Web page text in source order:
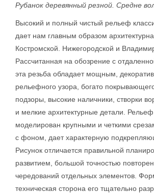
Рубанок деревянный резной. Средне
Высокий и полный чистый рельеф
дает нам главным образом
Костромской. Нижегородской и
Рассчитанная на обозрение с
эта резьба обладает мощным,
рельефного узора, богато
подзоры, высокие наличники, створки
и мелкие архитектурные детали.
моделирован крупными и четкими
с фоном, дает характерную
Рисунок отличается правильной
развитием, большой точностью
чередований отдельных элементов.
техническая сторона его тщательно